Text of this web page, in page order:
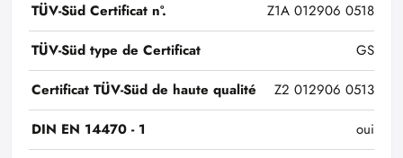
TÜV-Süd Certificat n°.
Z1A 012906 0518
TÜV-Süd type de Certificat
GS
Certificat TÜV-Süd de haute qualité
Z2 012906 0513
DIN EN 14470 - 1
oui